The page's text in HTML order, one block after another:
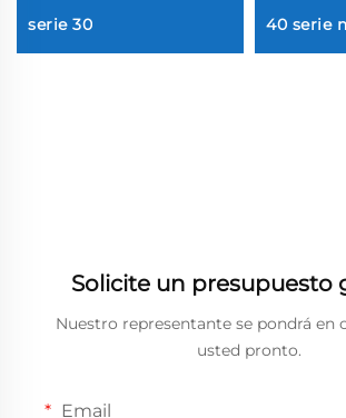
serie 30 40 serie
Solicite un presupuesto
Nuestro representante se pondrá en
usted pronto.
Email